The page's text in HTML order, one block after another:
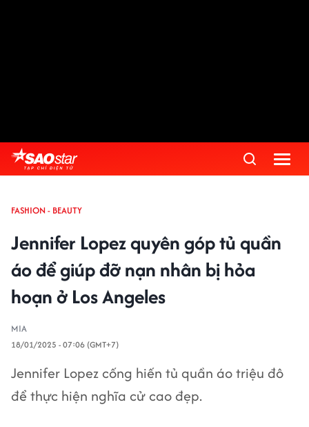
FASHION - BEAUTY
Jennifer Lopez quyên góp tủ quần
áo để giúp đỡ nạn nhân bị hỏa
hoạn ở Los Angeles
MIA
18/01/2025 - 07:06 (GMT+7)
Jennifer Lopez cống hiến tủ quần áo triệu đô
để thực hiện nghĩa cử cao đẹp.